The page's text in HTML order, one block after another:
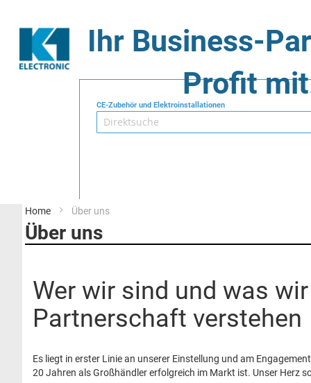
Ihr Business-
Profit
CE-Zubehör und Elektroinstallationen
Home Über uns
Über uns
Wer wir sind und was
Partnerschaft verstehen
Es liegt in erster Linie an unserer Einstellung und am
20 Jahren als Großhändler erfolgreich im Markt ist. Unser Herz